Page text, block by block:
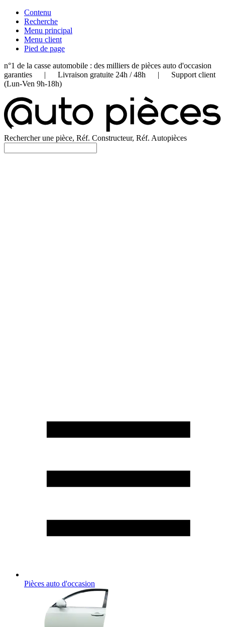
Contenu
Recherche
Menu principal
Menu client
Pied de page
n°1 de la casse automobile : des milliers de pièces auto d'occasion
garanties | Livraison gratuite 24h / 48h | Support client
(Lun-Ven 9h-18h)
Rechercher une pièce, Réf. Constructeur, Réf. Autopièces
Pièces auto d'occasion